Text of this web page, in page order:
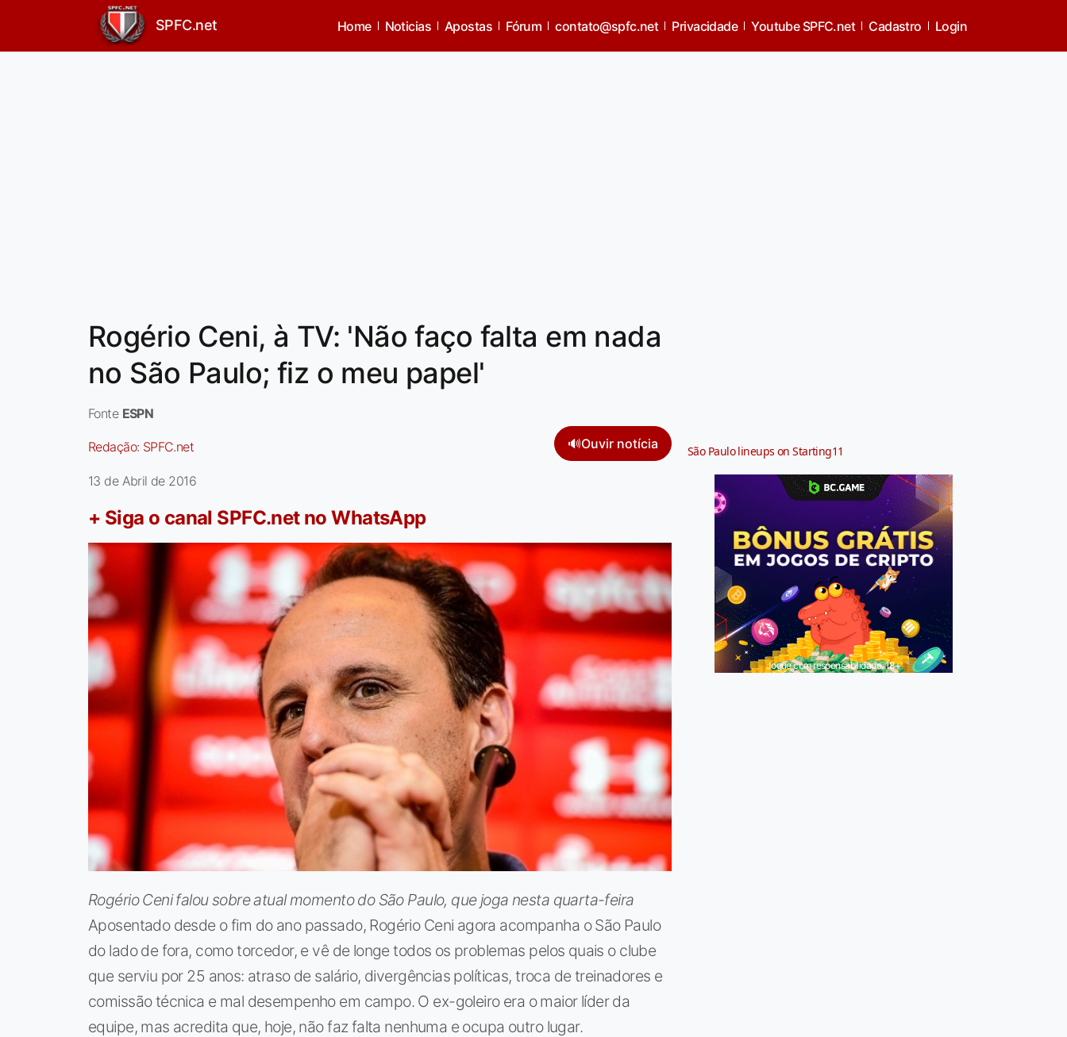
SPFC.net Home Noticias Apostas Fórum contato@spfc.net Privacidade Youtube SPFC.net Cadastro Login
Rogério Ceni, à TV: 'Não faço falta em nada
no São Paulo; fiz o meu papel'
Fonte ESPN
Redação: SPFC.net 🔊Ouvir notícia
13 de Abril de 2016
+ Siga o canal SPFC.net no WhatsApp
Rogério Ceni falou sobre atual momento do São Paulo, que joga nesta quarta-feira
Aposentado desde o fim do ano passado, Rogério Ceni agora acompanha o São Paulo
do lado de fora, como torcedor, e vê de longe todos os problemas pelos quais o clube
que serviu por 25 anos: atraso de salário, divergências políticas, troca de treinadores e
comissão técnica e mal desempenho em campo. O ex-goleiro era o maior líder da
equipe, mas acredita que, hoje, não faz falta nenhuma e ocupa outro lugar.
São Paulo lineups on Starting11
Jogue com responsabilidade. 18+